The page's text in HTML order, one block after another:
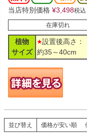
当店特別価格 ¥3,498税込
在庫切れ
植物
サイズ
設置後高さ：
約35～40cm
並び替え 価格が安い順